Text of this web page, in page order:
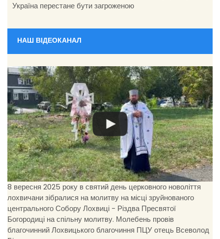
Україна перестане бути загроженою
НАШ ВІДЕОКАНАЛ
8 вересня 2025 року в святий день церковного новоліття
лохвичани зібралися на молитву на місці зруйнованого
центрального Собору Лохвиці - Різдва Пресвятої
Богородиці на спільну молитву. Молебень провів
благочинний Лохвицького благочиння ПЦУ отець Всеволод